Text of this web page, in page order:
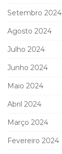
Setembro 2024
Agosto 2024
Julho 2024
Junho 2024
Maio 2024
Abril 2024
Março 2024
Fevereiro 2024